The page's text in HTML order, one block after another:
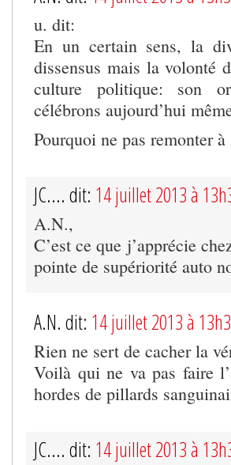
u. dit:
En un certain sens, la
dissensus mais la volonté
culture politique: son
célébrons aujourd’hui
Pourquoi ne pas remonter
JC.... dit: 14 juillet 2013 à
A.N.,
C’est ce que j’apprécie
pointe de supériorité auto
A.N. dit: 14 juillet 2013 à
Rien ne sert de cacher la
Voilà qui ne va pas faire
hordes de pillards
JC.... dit: 14 juillet 2013 à